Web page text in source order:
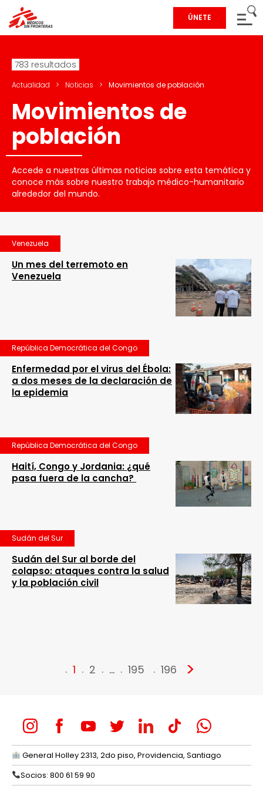
ÚNETE
783 resultados
Actualidad > Noticias > Movimientos de población
Movimientos de
población
Accede a nuestras últimas noticias sobre esta temática y
conoce más sobre nuestro trabajo médico-humanitario
alrededor del mundo.
Venezuela
Un mes del terremoto en
Venezuela
República Democrática del Congo
Enfermedad por el virus del Ébola:
a dos meses de la declaración de
la epidemia
República Democrática del Congo
Haití, Congo y Jordania: ¿qué
pasa fuera de la cancha?
Sudán del Sur
Sudán del Sur al borde del
colapso: ataques contra la salud
y la población civil
1 2 … 195 196 >
General Holley 2313, 2do piso, Providencia, Santiago
Socios: 800 61 59 90